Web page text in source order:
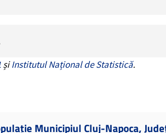
șiInstitutul Național de Statistică.
Municipiul Cluj-Napoca,